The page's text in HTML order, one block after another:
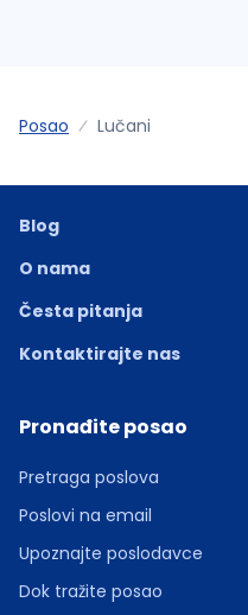
Posao Lučani
Blog
O nama
Česta pitanja
Kontaktirajte nas
Pronađite posao
Pretraga poslova
Poslovi na email
Upoznajte poslodavce
Dok tražite posao